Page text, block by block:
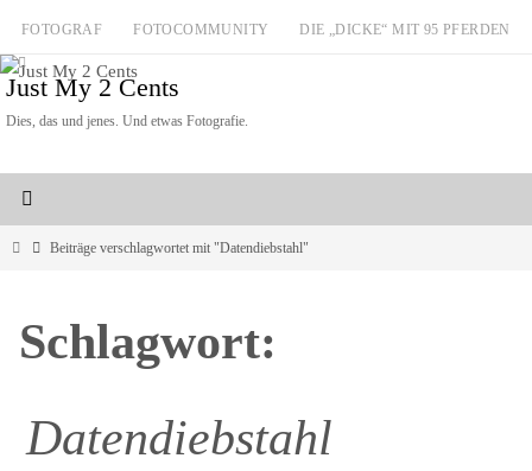
Zum
Inhalt
springen
FOTOGRAF FOTOCOMMUNITY DIE „DICKE“ MIT 95 PFERDEN
Just My 2 Cents
Dies, das und jenes. Und etwas Fotografie.
StartBeiträge verschlagwortet mit "Datendiebstahl"
Schlagwort:
Datendiebstahl